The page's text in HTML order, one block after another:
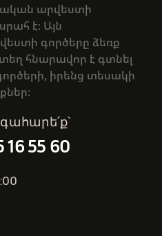
արվեստի
է։ Այն
գործերը ձեռք
հնարավոր է գտնել
իրենց տեսակի
16 55 60